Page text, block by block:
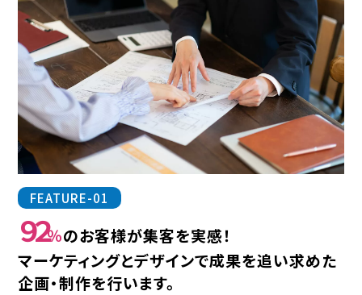
FEATURE-01
９２％のお客様が集客を実感！
マーケティングとデザインで成果を追い求めた
企画・制作を行います。